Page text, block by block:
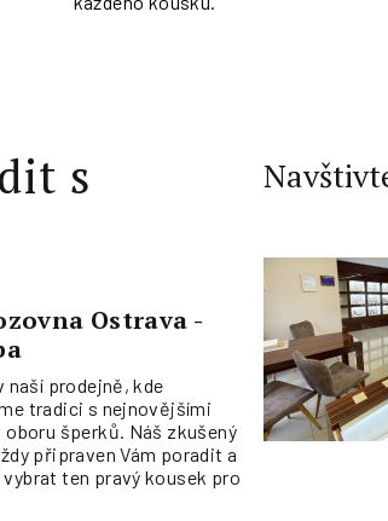
s
Ostrava -
naší prodejně, kde
tradici s nejnovějšími
oboru šperků. Náš zkušený
připraven Vám poradit a
ten pravý kousek pro